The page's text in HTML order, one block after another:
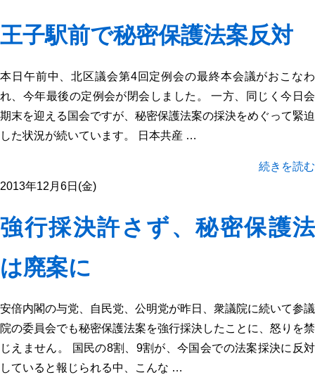
王子駅前で秘密保護法案反対
本日午前中、北区議会第4回定例会の最終本会議がおこなわ
れ、今年最後の定例会が閉会しました。 一方、同じく今日会
期末を迎える国会ですが、秘密保護法案の採決をめぐって緊迫
した状況が続いています。 日本共産 …
続きを読む
2013年12月6日(金)
強行採決許さず、秘密保護法
は廃案に
安倍内閣の与党、自民党、公明党が昨日、衆議院に続いて参議
院の委員会でも秘密保護法案を強行採決したことに、怒りを禁
じえません。 国民の8割、9割が、今国会での法案採決に反対
していると報じられる中、こんな …